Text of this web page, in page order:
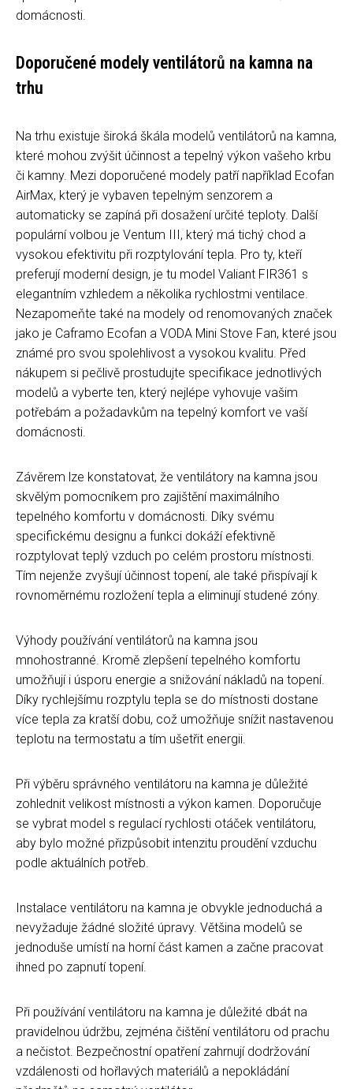
domácnosti.
Doporučené modely ventilátorů na kamna na
trhu
Na trhu existuje široká škála modelů ventilátorů na kamna,
které mohou zvýšit účinnost a tepelný výkon vašeho krbu
či kamny. Mezi doporučené modely patří například Ecofan
AirMax, který je vybaven tepelným senzorem a
automaticky se zapíná při dosažení určité teploty. Další
populární volbou je Ventum III, který má tichý chod a
vysokou efektivitu při rozptylování tepla. Pro ty, kteří
preferují moderní design, je tu model Valiant FIR361 s
elegantním vzhledem a několika rychlostmi ventilace.
Nezapomeňte také na modely od renomovaných značek
jako je Caframo Ecofan a VODA Mini Stove Fan, které jsou
známé pro svou spolehlivost a vysokou kvalitu. Před
nákupem si pečlivě prostudujte specifikace jednotlivých
modelů a vyberte ten, který nejlépe vyhovuje vašim
potřebám a požadavkům na tepelný komfort ve vaší
domácnosti.
Závěrem lze konstatovat, že ventilátory na kamna jsou
skvělým pomocníkem pro zajištění maximálního
tepelného komfortu v domácnosti. Díky svému
specifickému designu a funkci dokáží efektivně
rozptylovat teplý vzduch po celém prostoru místnosti.
Tím nejenže zvyšují účinnost topení, ale také přispívají k
rovnoměrnému rozložení tepla a eliminují studené zóny.
Výhody používání ventilátorů na kamna jsou
mnohostranné. Kromě zlepšení tepelného komfortu
umožňují i úsporu energie a snižování nákladů na topení.
Díky rychlejšímu rozptylu tepla se do místnosti dostane
více tepla za kratší dobu, což umožňuje snížit nastavenou
teplotu na termostatu a tím ušetřit energii.
Při výběru správného ventilátoru na kamna je důležité
zohlednit velikost místnosti a výkon kamen. Doporučuje
se vybrat model s regulací rychlosti otáček ventilátoru,
aby bylo možné přizpůsobit intenzitu proudění vzduchu
podle aktuálních potřeb.
Instalace ventilátoru na kamna je obvykle jednoduchá a
nevyžaduje žádné složité úpravy. Většina modelů se
jednoduše umístí na horní část kamen a začne pracovat
ihned po zapnutí topení.
Při používání ventilátoru na kamna je důležité dbát na
pravidelnou údržbu, zejména čištění ventilátoru od prachu
a nečistot. Bezpečnostní opatření zahrnují dodržování
vzdálenosti od hořlavých materiálů a nepokládání